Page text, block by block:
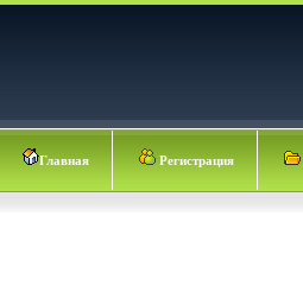
Главная Регистрация